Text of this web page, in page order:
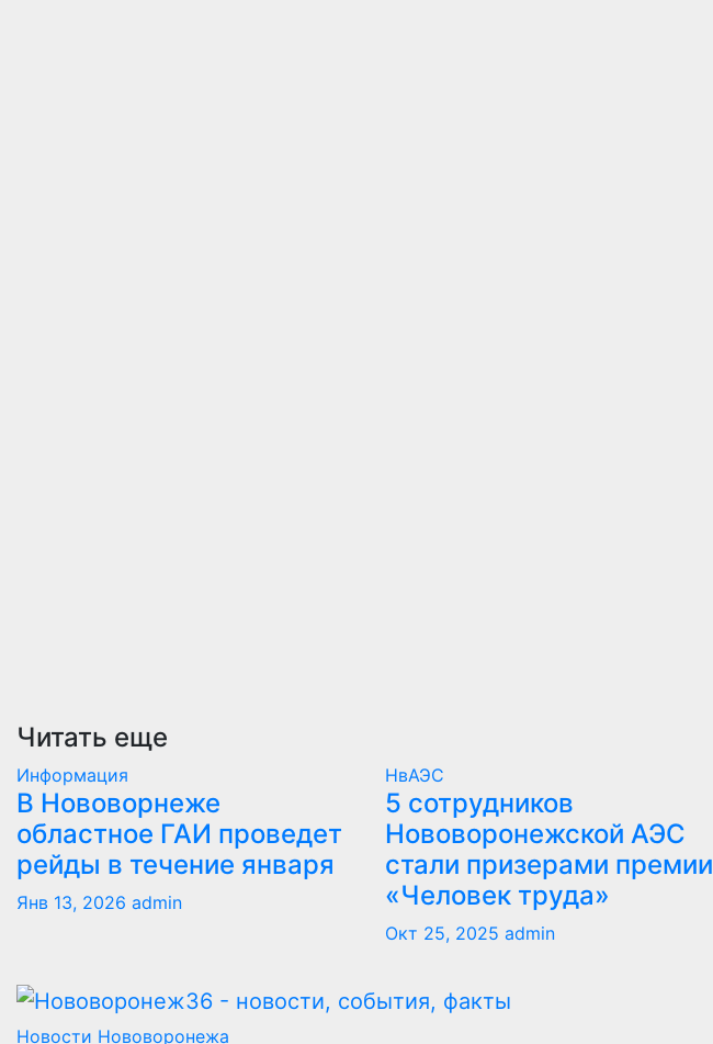
Читать еще
Информация
В Нововорнеже
областное ГАИ проведет
рейды в течение января
Янв 13, 2026 admin
НвАЭС
5 сотрудников
Нововоронежской АЭС
стали призерами премии
«Человек труда»
Окт 25, 2025 admin
Новости Нововоронежа